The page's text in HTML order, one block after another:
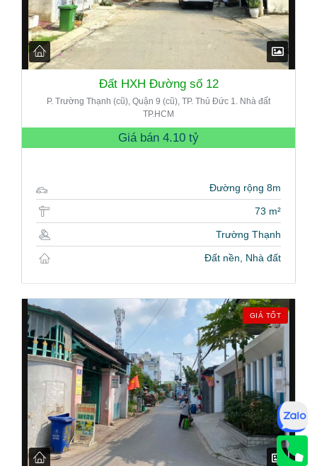
Đất HXH Đường số 12
P. Trường Thạnh (cũ), Quận 9 (cũ), TP. Thủ Đức 1. Nhà đất
TP.HCM
Giá bán 4.10 tỷ
Đường rộng 8m
73 m²
Trường Thạnh
Đất nền, Nhà đất
GIÁ TỐT